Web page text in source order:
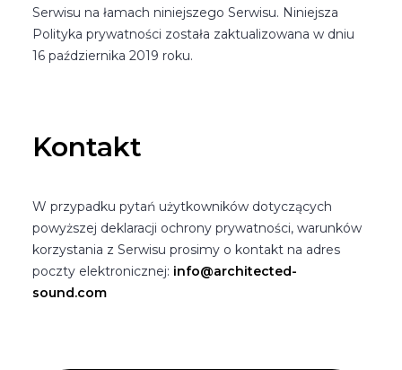
Serwisu na łamach niniejszego Serwisu. Niniejsza
Polityka prywatności została zaktualizowana w dniu
16 października 2019 roku.
Kontakt
W przypadku pytań użytkowników dotyczących
powyższej deklaracji ochrony prywatności, warunków
korzystania z Serwisu prosimy o kontakt na adres
poczty elektronicznej: info@architected-
sound.com